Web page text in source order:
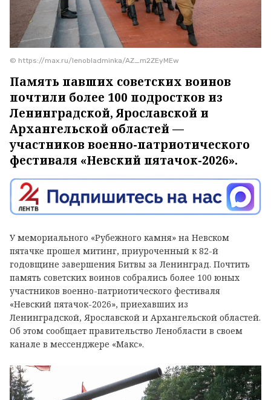
© https://max.ru/lenobladminka/AZ_m2ZEyMEw
Память павших советских воинов
почтили более 100 подростков из
Ленинградской, Ярославской и
Архангельской областей —
участников военно-патриотического
фестиваля «Невский пятачок-2026».
У мемориального «Рубежного камня» на Невском
пятачке прошел митинг, приуроченный к 82-й
годовщине завершения Битвы за Ленинград. Почтить
память советских воинов собрались более 100 юных
участников военно-патриотического фестиваля
«Невский пятачок-2026», приехавших из
Ленинградской, Ярославской и Архангельской областей.
Об этом сообщает правительство Ленобласти в своем
канале в мессенджере «Макс».